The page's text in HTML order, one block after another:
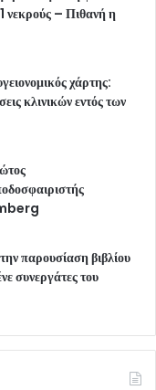
νεκρούς – Πιθανή η
χάρτης:
κλινικών εντός των
παρουσίαση βιβλίου
συνεργάτες του